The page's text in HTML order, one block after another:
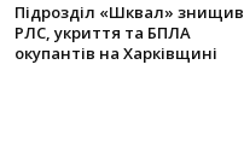
Підрозділ «Шквал» знищив
РЛС, укриття та БПЛА
окупантів на Харківщині